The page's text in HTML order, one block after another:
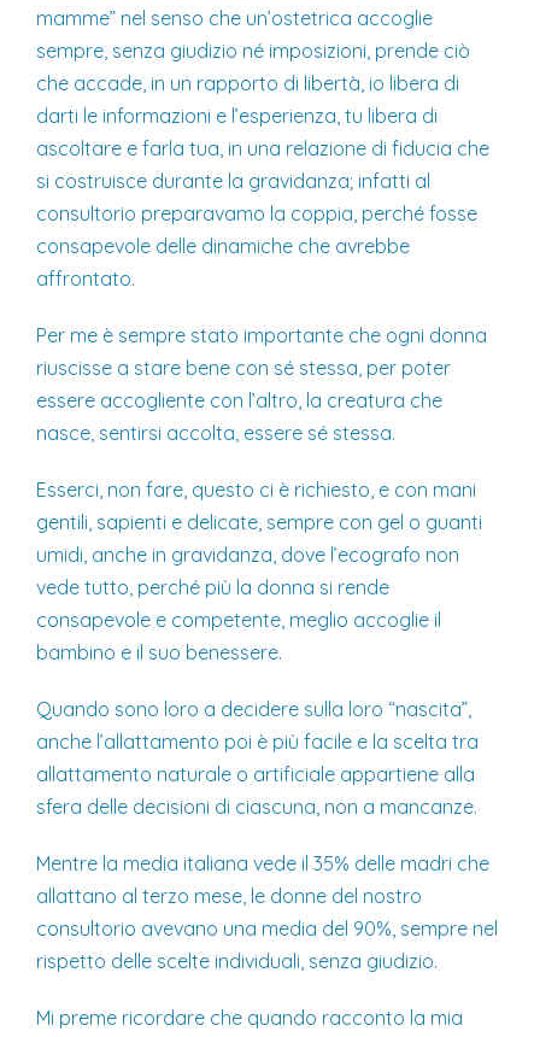
mamme” nel senso che un’ostetrica accoglie
sempre, senza giudizio né imposizioni, prende ciò
che accade, in un rapporto di libertà, io libera di
darti le informazioni e l’esperienza, tu libera di
ascoltare e farla tua, in una relazione di fiducia che
si costruisce durante la gravidanza; infatti al
consultorio preparavamo la coppia, perché fosse
consapevole delle dinamiche che avrebbe
affrontato.
Per me è sempre stato importante che ogni donna
riuscisse a stare bene con sé stessa, per poter
essere accogliente con l’altro, la creatura che
nasce, sentirsi accolta, essere sé stessa.
Esserci, non fare, questo ci è richiesto, e con mani
gentili, sapienti e delicate, sempre con gel o guanti
umidi, anche in gravidanza, dove l’ecografo non
vede tutto, perché più la donna si rende
consapevole e competente, meglio accoglie il
bambino e il suo benessere.
Quando sono loro a decidere sulla loro “nascita”,
anche l’allattamento poi è più facile e la scelta tra
allattamento naturale o artificiale appartiene alla
sfera delle decisioni di ciascuna, non a mancanze.
Mentre la media italiana vede il 35% delle madri che
allattano al terzo mese, le donne del nostro
consultorio avevano una media del 90%, sempre nel
rispetto delle scelte individuali, senza giudizio.
Mi preme ricordare che quando racconto la mia